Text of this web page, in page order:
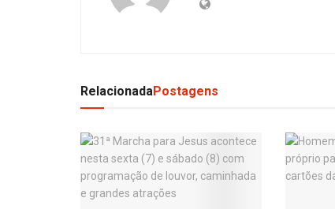
RelacionadaPostagens